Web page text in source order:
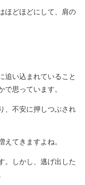
ほどほどにして、肩の
追い込まれていること
で思っています。
、不安に押しつぶされ
えてきますよね。
。しかし、逃げ出した